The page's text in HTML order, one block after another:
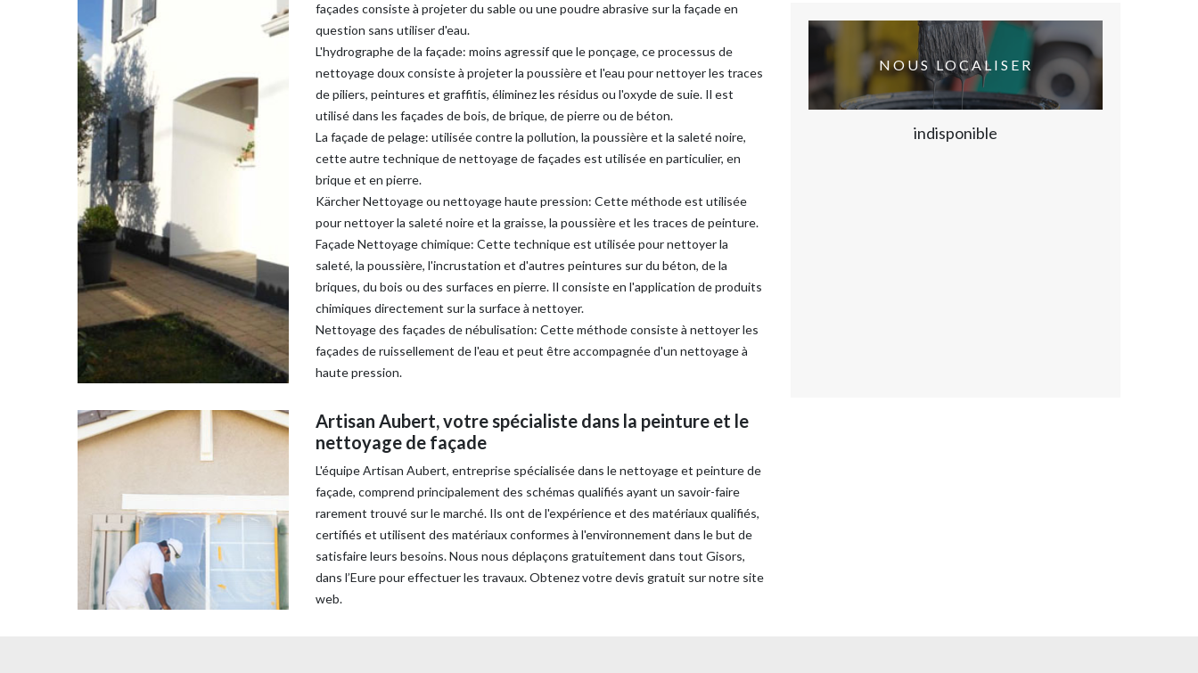
façades consiste à projeter du sable ou une poudre abrasive sur la façade en
question sans utiliser d'eau.
L'hydrographe de la façade: moins agressif que le ponçage, ce processus de
nettoyage doux consiste à projeter la poussière et l'eau pour nettoyer les traces
de piliers, peintures et graffitis, éliminez les résidus ou l'oxyde de suie. Il est
utilisé dans les façades de bois, de brique, de pierre ou de béton.
La façade de pelage: utilisée contre la pollution, la poussière et la saleté noire,
cette autre technique de nettoyage de façades est utilisée en particulier, en
brique et en pierre.
Kärcher Nettoyage ou nettoyage haute pression: Cette méthode est utilisée
pour nettoyer la saleté noire et la graisse, la poussière et les traces de peinture.
Façade Nettoyage chimique: Cette technique est utilisée pour nettoyer la
saleté, la poussière, l'incrustation et d'autres peintures sur du béton, de la
briques, du bois ou des surfaces en pierre. Il consiste en l'application de produits
chimiques directement sur la surface à nettoyer.
Nettoyage des façades de nébulisation: Cette méthode consiste à nettoyer les
façades de ruissellement de l'eau et peut être accompagnée d'un nettoyage à
haute pression.
Artisan Aubert, votre spécialiste dans la peinture et le
nettoyage de façade
L'équipe Artisan Aubert, entreprise spécialisée dans le nettoyage et peinture de
façade, comprend principalement des schémas qualifiés ayant un savoir-faire
rarement trouvé sur le marché. Ils ont de l'expérience et des matériaux qualifiés,
certifiés et utilisent des matériaux conformes à l'environnement dans le but de
satisfaire leurs besoins. Nous nous déplaçons gratuitement dans tout Gisors,
dans l’Eure pour effectuer les travaux. Obtenez votre devis gratuit sur notre site
web.
NOUS LOCALISER
indisponible